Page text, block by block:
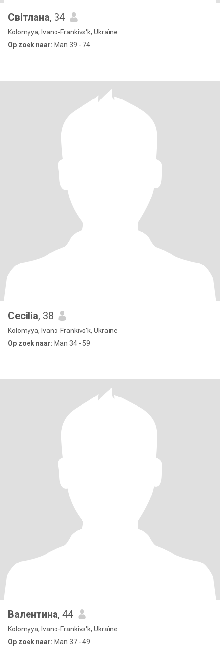
Світлана, 34
Kolomyya, Ivano-Frankivs'k, Ukraïne
Op zoek naar: Man 39 - 74
Cecilia, 38
Kolomyya, Ivano-Frankivs'k, Ukraïne
Op zoek naar: Man 34 - 59
Валентина, 44
Kolomyya, Ivano-Frankivs'k, Ukraïne
Op zoek naar: Man 37 - 49